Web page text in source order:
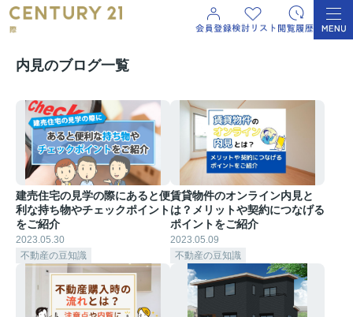
内見のブログ一覧
建売住宅の見学の際にあると便
利な持ち物やチェックポイント
をご紹介
2023.05.30
不動産の豆知識
賃貸物件のオンライン内見と
は？メリットや契約につなげる
ポイントをご紹介
2023.05.09
不動産の豆知識